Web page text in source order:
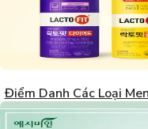
Điểm Danh Các Loại